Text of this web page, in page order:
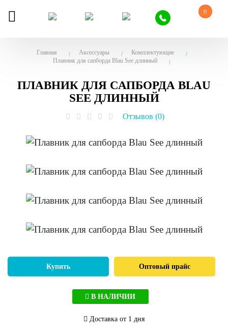
0
Главная Аксессуары
Комплектующие
Плавник для сапборда Blau See длинный
ПЛАВНИК ДЛЯ САПБОРДА BLAU
SEE ДЛИННЫЙ
Отзывов (0)
Купить Оптовый прайс
В НАЛИЧИИ
Доставка от 1 дня